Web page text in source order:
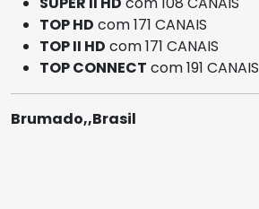
TOP HD com 171 CANAIS
TOP II HD com 171 CANAIS
TOP CONNECT com 191 CANAIS
Brumado,,Brasil